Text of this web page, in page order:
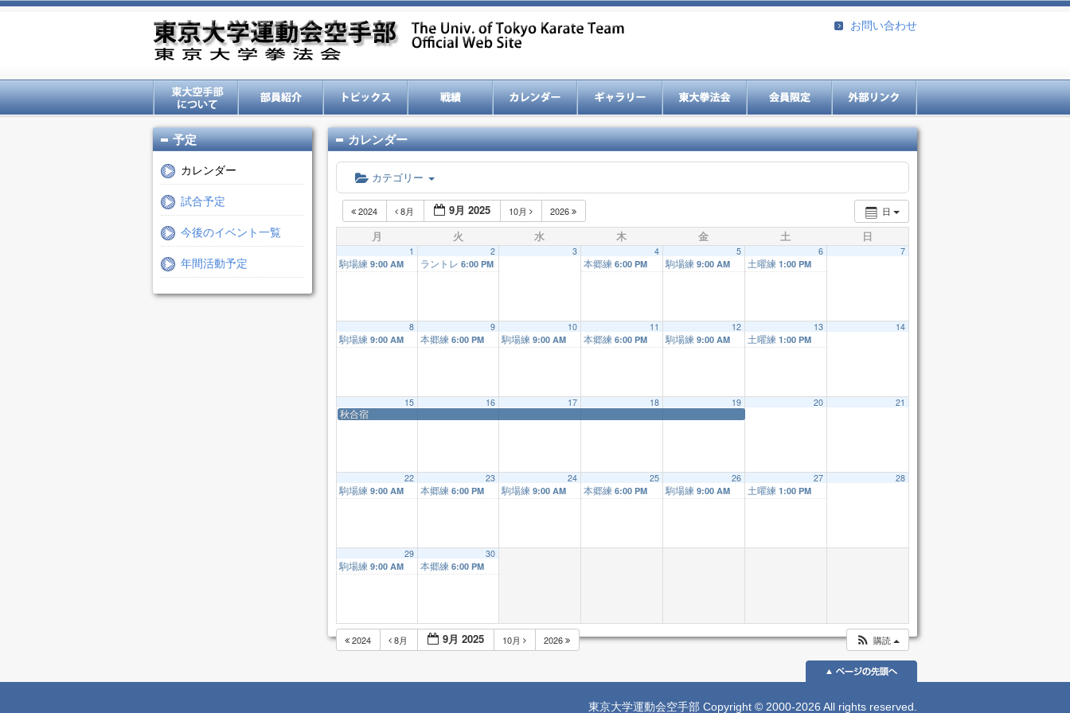
お問い合わせ
予定
カレンダー
試合予定
今後のイベント一覧
年間活動予定
カレンダー
カテゴリー
日
2024 8月 9月 2025 10月 2026
月 火 水 木 金 土 日
1
駒場練 9:00 AM
2
ラントレ 6:00 PM
3 4
本郷練 6:00 PM
5
駒場練 9:00 AM
6
土曜練 1:00 PM
7
8
駒場練 9:00 AM
9
本郷練 6:00 PM
10
駒場練 9:00 AM
11
本郷練 6:00 PM
12
駒場練 9:00 AM
13
土曜練 1:00 PM
14
15
秋合宿
16 17 18 19 20 21
22
駒場練 9:00 AM
23
本郷練 6:00 PM
24
駒場練 9:00 AM
25
本郷練 6:00 PM
26
駒場練 9:00 AM
27
土曜練 1:00 PM
28
29
駒場練 9:00 AM
30
本郷練 6:00 PM
2024 8月 9月 2025 10月 2026 購読
東京大学運動会空手部 Copyright © 2000-2026 All rights reserved.